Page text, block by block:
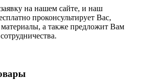
на нашем сайте, и наш
проконсультирует Вас,
а также предложит Вам